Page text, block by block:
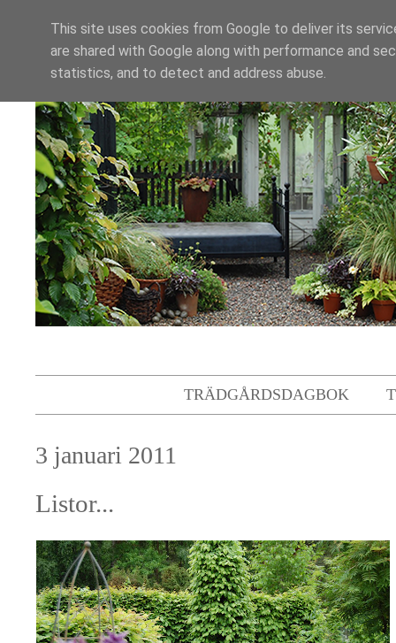
TRÄDGÅRDSDAGBOK
3 januari 2011
Listor...
This site uses cookies from Google to deliver its
are shared with Google along with performance and
statistics, and to detect and address abuse.